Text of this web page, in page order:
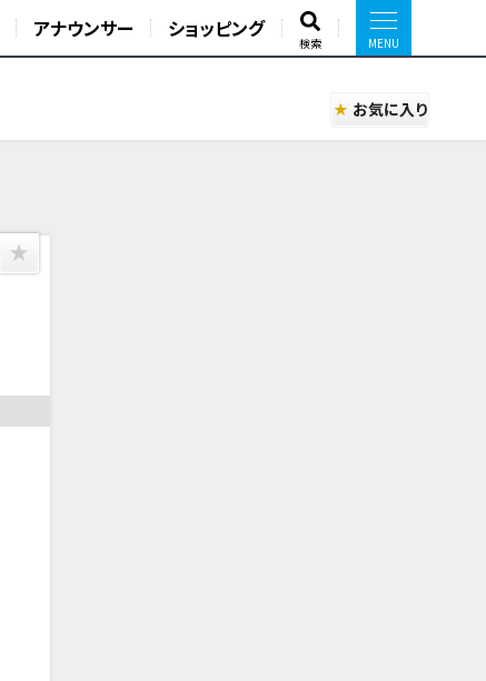
アナウンサー ショッピング
検索
お気に入り